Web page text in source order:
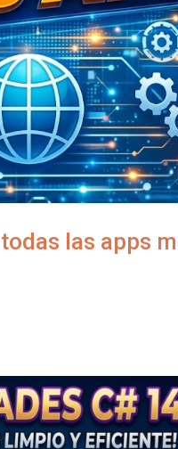
las apps